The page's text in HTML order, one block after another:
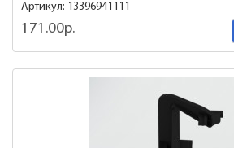
Артикул: 13396941111
171.00р.